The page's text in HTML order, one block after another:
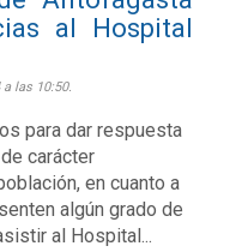
al Hospital
las 10:50.
para dar respuesta
carácter
en cuanto a
algún grado de
al Hospital...